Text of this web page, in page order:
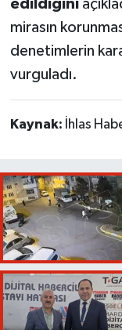
edildiğini
mirasın
denetimlerin
vurguladı.
Kaynak: İhlas